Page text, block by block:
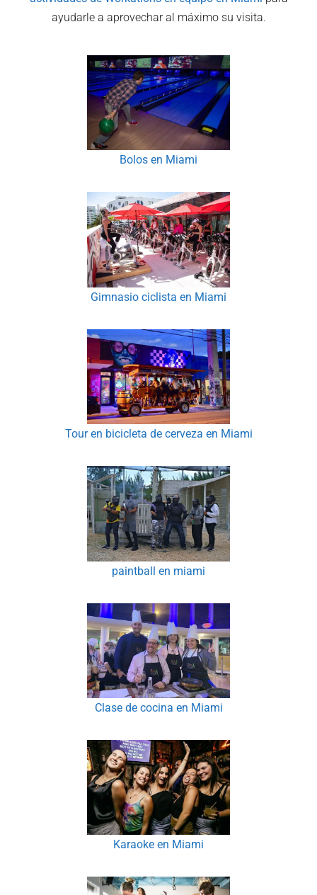
ayudarle a aprovechar al máximo su visita.
Bolos en Miami
Gimnasio ciclista en Miami
Tour en bicicleta de cerveza en Miami
paintball en miami
Clase de cocina en Miami
Karaoke en Miami